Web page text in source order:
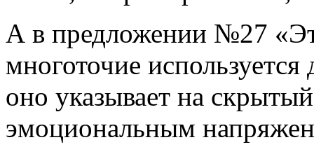
А в предложении №27
многоточие
оно указывает на
эмоциональным